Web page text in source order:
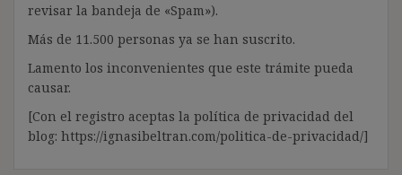
revisar la bandeja de «Spam»).
Más de 11.500 personas ya se han suscrito.
Lamento los inconvenientes que este trámite pueda
causar.
[Con el registro aceptas la política de privacidad del
blog: https://ignasibeltran.com/politica-de-privacidad/]